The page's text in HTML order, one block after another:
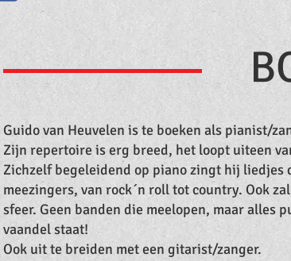
Guido van Heuvelen is te boeken als pianist/
Zijn repertoire is erg breed, het loopt uiteen
Zichzelf begeleidend op piano zingt hij liedjes
meezingers, van rock´n roll tot country. Ook
sfeer. Geen banden die meelopen, maar alles
vaandel staat!
Ook uit te breiden met een gitarist/zanger.